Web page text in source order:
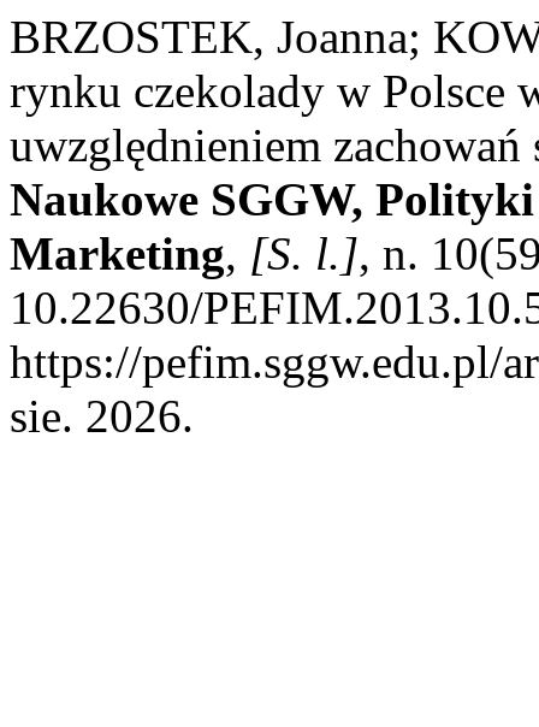
BRZOSTEK, Joanna;
rynku czekolady w Polsce
uwzględnieniem
Naukowe SGGW,
Marketing, [S. l.], n.
10.22630/
https://pefim.sggw.edu.pl/
sie. 2026.